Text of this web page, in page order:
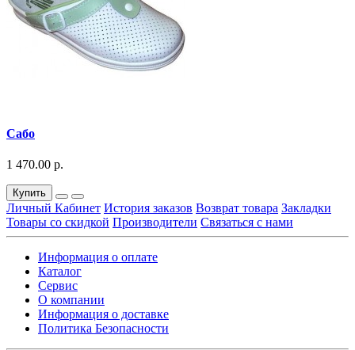
Сабо
1 470.00 р.
Купить
Личный Кабинет История заказов Возврат товара Закладки
Товары со скидкой Производители Связаться с нами
Информация о оплате
Каталог
Сервис
О компании
Информация о доставке
Политика Безопасности